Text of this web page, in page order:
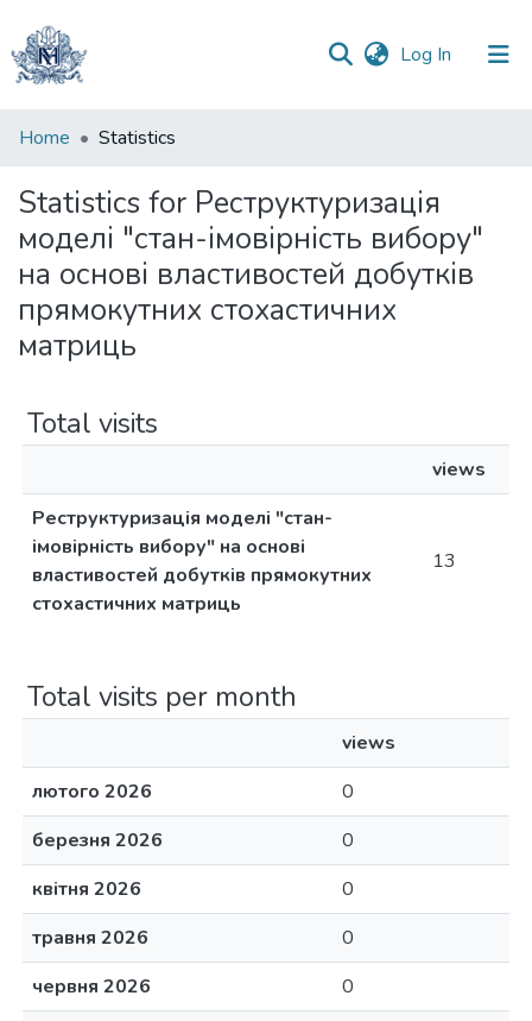
Log In (current)
Communities
Collections
All of DSpace
Home Statistics
Statistics for Реструктуризація
моделі "стан-імовірність вибору"
на основі властивостей добутків
прямокутних стохастичних
матриць
Total visits
views
Реструктуризація моделі "стан-
імовірність вибору" на основі
властивостей добутків прямокутних
стохастичних матриць
13
Total visits per month
views
лютого 2026
0
березня 2026
0
квітня 2026
0
травня 2026
0
червня 2026
0